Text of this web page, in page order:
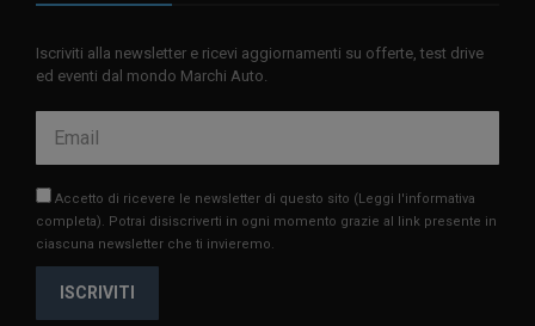
Iscriviti alla newsletter e ricevi aggiornamenti su offerte, test drive
ed eventi dal mondo Marchi Auto.
Accetto di ricevere le newsletter di questo sito (Leggi l'informativa
completa). Potrai disiscriverti in ogni momento grazie al link presente in
ciascuna newsletter che ti invieremo.
ISCRIVITI